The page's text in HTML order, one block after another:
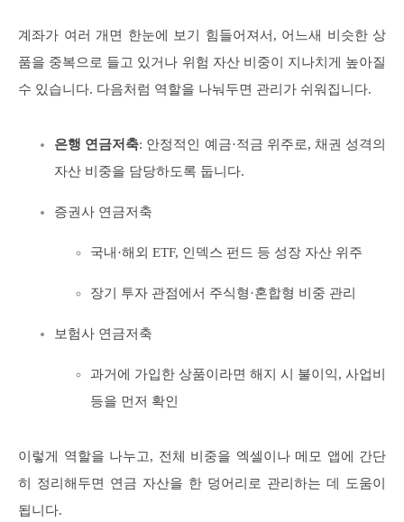
계좌가 여러 개면 한눈에 보기 힘들어져서, 어느새 비슷한 상
품을 중복으로 들고 있거나 위험 자산 비중이 지나치게 높아질
수 있습니다. 다음처럼 역할을 나눠두면 관리가 쉬워집니다.
은행 연금저축: 안정적인 예금·적금 위주로, 채권 성격의
자산 비중을 담당하도록 둡니다.
증권사 연금저축
국내·해외 ETF, 인덱스 펀드 등 성장 자산 위주
장기 투자 관점에서 주식형·혼합형 비중 관리
보험사 연금저축
과거에 가입한 상품이라면 해지 시 불이익, 사업비
등을 먼저 확인
이렇게 역할을 나누고, 전체 비중을 엑셀이나 메모 앱에 간단
히 정리해두면 연금 자산을 한 덩어리로 관리하는 데 도움이
됩니다.